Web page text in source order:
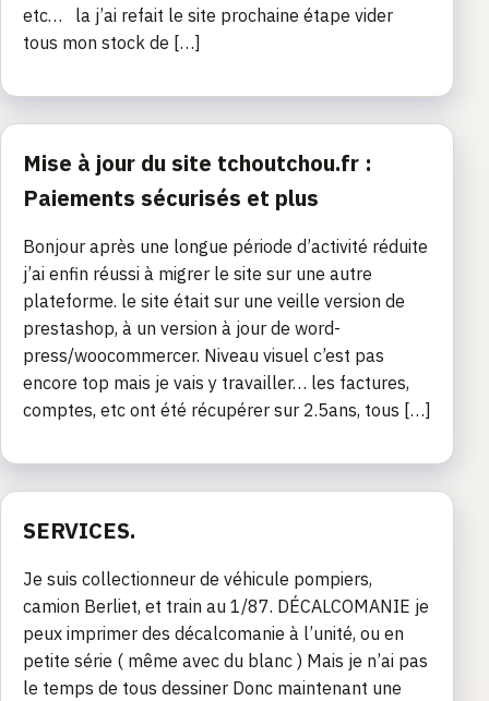
etc… la j’ai refait le site prochaine étape vider
tous mon stock de […]
Mise à jour du site tchoutchou.fr :
Paiements sécurisés et plus
Bonjour après une longue période d’activité réduite
j’ai enfin réussi à migrer le site sur une autre
plateforme. le site était sur une veille version de
prestashop, à un version à jour de word-
press/woocommercer. Niveau visuel c’est pas
encore top mais je vais y travailler… les factures,
comptes, etc ont été récupérer sur 2.5ans, tous […]
SERVICES.
Je suis collectionneur de véhicule pompiers,
camion Berliet, et train au 1/87. DÉCALCOMANIE je
peux imprimer des décalcomanie à l’unité, ou en
petite série ( même avec du blanc ) Mais je n’ai pas
le temps de tous dessiner Donc maintenant une